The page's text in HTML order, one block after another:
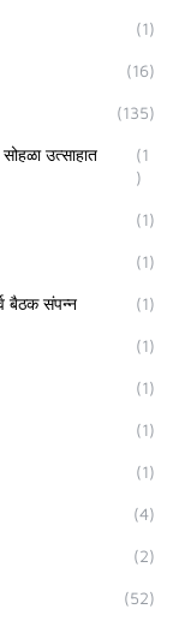
(1)
(16)
(135)
उत्साहात
(1
)
(1)
(1)
बैठक संपन्न (1)
(1)
(1)
(1)
(1)
(4)
(2)
(52)